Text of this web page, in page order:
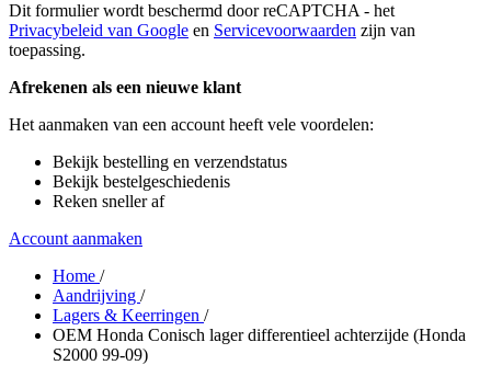
Dit formulier wordt beschermd door reCAPTCHA - het
Privacybeleid van Google en Servicevoorwaarden zijn van
toepassing.
Afrekenen als een nieuwe klant
Het aanmaken van een account heeft vele voordelen:
Bekijk bestelling en verzendstatus
Bekijk bestelgeschiedenis
Reken sneller af
Account aanmaken
Home /
Aandrijving /
Lagers & Keerringen /
OEM Honda Conisch lager differentieel achterzijde (Honda
S2000 99-09)